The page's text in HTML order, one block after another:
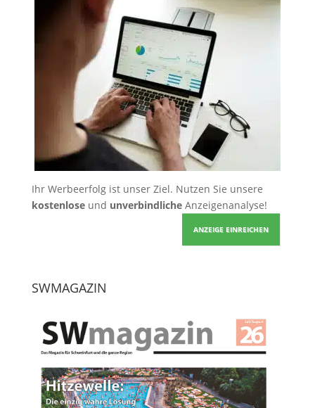
Ihr Werbeerfolg ist unser Ziel. Nutzen Sie unsere
kostenloseund unverbindlicheAnzeigenanalyse!
ANZEIGE EINREICHEN
SWMAGAZIN